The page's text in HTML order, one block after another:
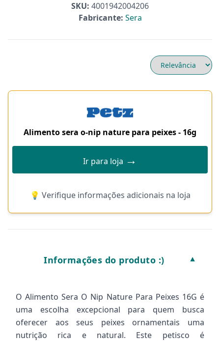
SKU: 4001942004206
Fabricante: Sera
Alimento sera o-nip nature para peixes - 16g
Ir para loja →
💡 Verifique informações adicionais na loja
Informações do produto :) ▼
O Alimento Sera O Nip Nature Para Peixes 16G é
uma escolha excepcional para quem busca
oferecer aos seus peixes ornamentais uma
nutrição rica e natural. Este petisco é